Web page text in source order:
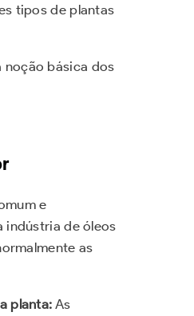
tipos de plantas
noção básica dos
e
indústria de óleos
as
planta: As